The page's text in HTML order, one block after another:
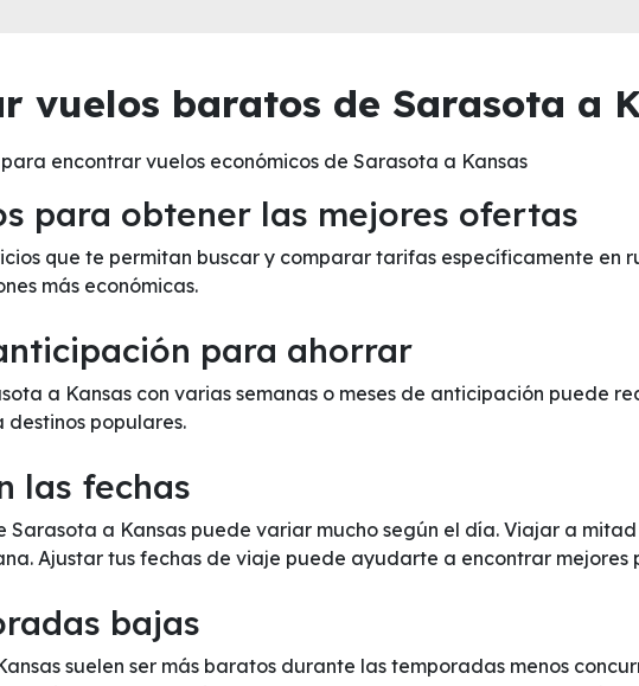
vuelos baratos de Sarasota a
encontrar vuelos económicos de Sarasota a Kansas
para obtener las mejores ofertas
que te permitan buscar y comparar tarifas específicamente en
más económicas.
para ahorrar
a Kansas con varias semanas o meses de anticipación puede
destinos populares.
las fechas
Sarasota a Kansas puede variar mucho según el día. Viajar a
Ajustar tus fechas de viaje puede ayudarte a encontrar mejores
bajas
suelen ser más baratos durante las temporadas menos